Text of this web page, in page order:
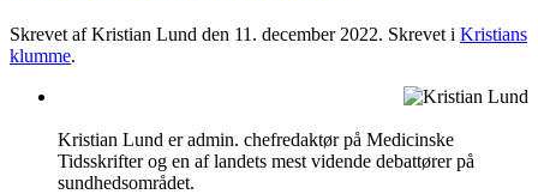
Skrevet af Kristian Lund den 11. december 2022. Skrevet i Kristians
klumme.
Kristian Lund er admin. chefredaktør på Medicinske
Tidsskrifter og en af landets mest vidende debattører på
sundhedsområdet.